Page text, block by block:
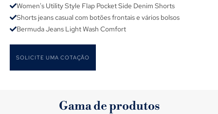
Women's Utility Style Flap Pocket Side Denim Shorts
Shorts jeans casual com botões frontais e vários bolsos
Bermuda Jeans Light Wash Comfort
SOLICITE UMA COTAÇÃO
Gama de produtos